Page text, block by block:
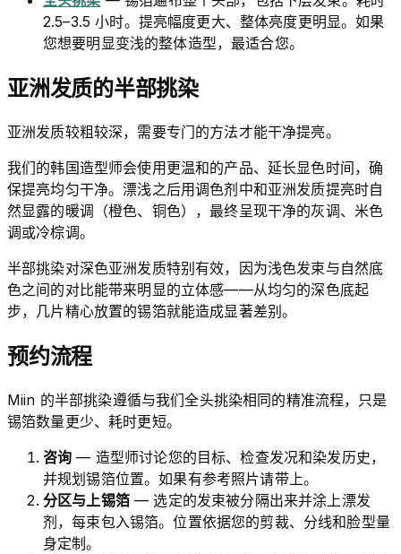
2.5–3.5 小时。提亮幅度更大、整体亮度更明显。如果
您想要明显变浅的整体造型，最适合您。
亚洲发质的半部挑染
亚洲发质较粗较深，需要专门的方法才能干净提亮。
我们的韩国造型师会使用更温和的产品、延长显色时间，确
保提亮均匀干净。漂浅之后用调色剂中和亚洲发质提亮时自
然显露的暖调（橙色、铜色），最终呈现干净的灰调、米色
调或冷棕调。
半部挑染对深色亚洲发质特别有效，因为浅色发束与自然底
色之间的对比能带来明显的立体感——从均匀的深色底起
步，几片精心放置的锡箔就能造成显著差别。
预约流程
Miin 的半部挑染遵循与我们全头挑染相同的精准流程，只是
锡箔数量更少、耗时更短。
咨询 — 造型师讨论您的目标、检查发况和染发历史，
并规划锡箔位置。如果有参考照片请带上。
分区与上锡箔— 选定的发束被分隔出来并涂上漂发
剂，每束包入锡箔。位置依据您的剪裁、分线和脸型量
身定制。